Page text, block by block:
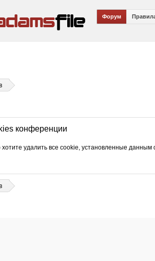
Форум
конференции
хотите удалить все cookie, установленные